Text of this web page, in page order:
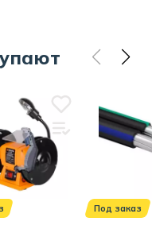
Под заказ